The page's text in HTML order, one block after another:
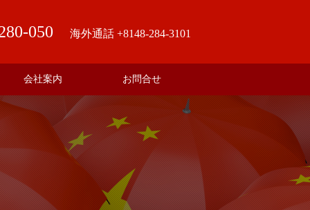
050 海外通話 +8148-284-3101
会社案内 お問合せ